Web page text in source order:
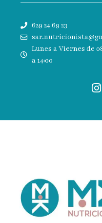
629 24 69 23
Lunes a Viernes de
a 14:00